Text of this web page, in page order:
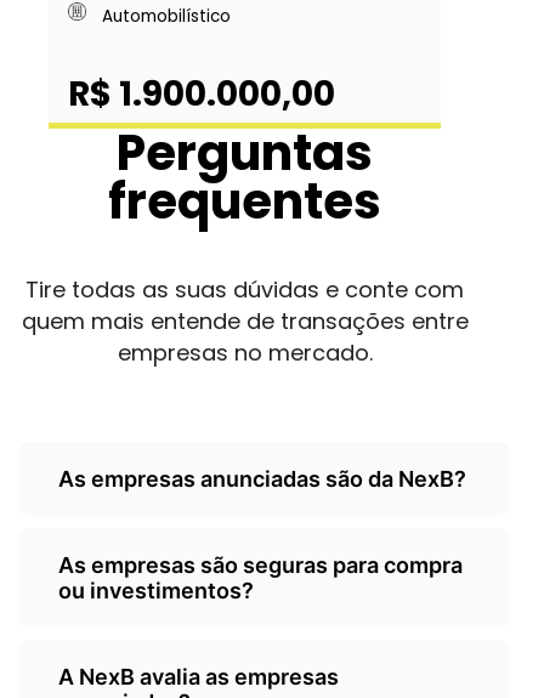
Automobilístico
R$ 1.900.000,00
Perguntas
frequentes
Tire todas as suas dúvidas e conte com
quem mais entende de transações entre
empresas no mercado.
As empresas anunciadas são da NexB?
Não, as empresas são de
terceiros/empresarios e a Nexb atua
As empresas são seguras para compra
ou investimentos?
A NexB é responsável por ceder o seu
A NexB avalia as empresas